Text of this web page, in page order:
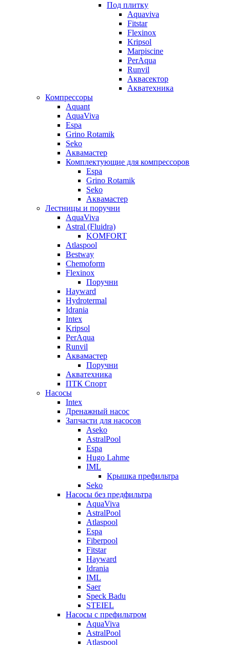
Под плитку
Aquaviva
Fitstar
Flexinox
Kripsol
Marpiscine
PerAqua
Runvil
Аквасектор
Акватехника
Компрессоры
Aquant
AquaViva
Espa
Grino Rotamik
Seko
Аквамастер
Комплектующие для компрессоров
Espa
Grino Rotamik
Seko
Аквамастер
Лестницы и поручни
AquaViva
Astral (Fluidra)
KOMFORT
Atlaspool
Bestway
Chemoform
Flexinox
Поручни
Hayward
Hydrotermal
Idrania
Intex
Kripsol
PerAqua
Runvil
Аквамастер
Поручни
Акватехника
ПТК Спорт
Насосы
Intex
Дренажный насос
Запчасти для насосов
Aseko
AstralPool
Espa
Hugo Lahme
IML
Крышка префильтра
Seko
Насосы без предфильтра
AquaViva
AstralPool
Atlaspool
Espa
Fiberpool
Fitstar
Hayward
Idrania
IML
Saer
Speck Badu
STEIEL
Насосы с префильтром
AquaViva
AstralPool
Atlaspool